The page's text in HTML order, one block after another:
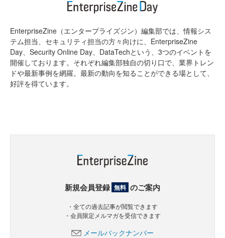
EnterpriseZine（エンタープライズジン）編集部では、情報シス
テム担当、セキュリティ担当の方々向けに、EnterpriseZine
Day、Security Online Day、DataTechという、3つのイベントを
開催しております。それぞれ編集部独自の切り口で、業界トレン
ドや最新事例を網羅。最新の動向を知ることができる場として、
好評を得ています。
新規会員登録 無料 のご案内
・全ての過去記事が閲覧できます
・会員限定メルマガを受信できます
メールバックナンバー